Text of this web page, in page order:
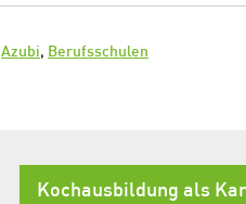
Azubi, Berufsschulen
Kochausbildung als